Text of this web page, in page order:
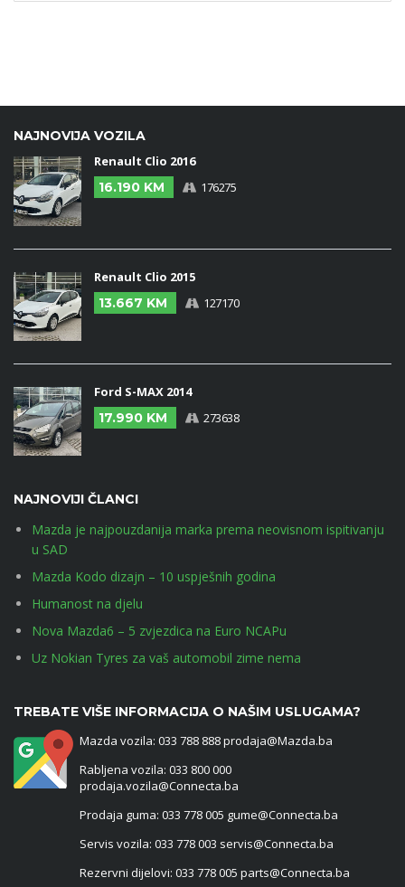
NAJNOVIJA VOZILA
Renault Clio 2016
16.190 KM
176275
Renault Clio 2015
13.667 KM
127170
Ford S-MAX 2014
17.990 KM
273638
NAJNOVIJI ČLANCI
Mazda je najpouzdanija marka prema neovisnom ispitivanju
u SAD
Mazda Kodo dizajn – 10 uspješnih godina
Humanost na djelu
Nova Mazda6 – 5 zvjezdica na Euro NCAPu
Uz Nokian Tyres za vaš automobil zime nema
TREBATE VIŠE INFORMACIJA O NAŠIM USLUGAMA?
Mazda vozila: 033 788 888 prodaja@Mazda.ba
Rabljena vozila: 033 800 000
prodaja.vozila@Connecta.ba
Prodaja guma: 033 778 005 gume@Connecta.ba
Servis vozila: 033 778 003 servis@Connecta.ba
Rezervni dijelovi: 033 778 005 parts@Connecta.ba